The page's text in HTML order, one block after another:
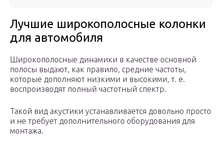
Лучшие широкополосные колонки
для автомобиля
Широкополосные динамики в качестве основной
полосы выдают, как правило, средние частоты,
которые дополняют низкими и высокими, т. е.
воспроизводят полный частотный спектр.
Такой вид акустики устанавливается довольно просто
и не требует дополнительного оборудования для
монтажа.